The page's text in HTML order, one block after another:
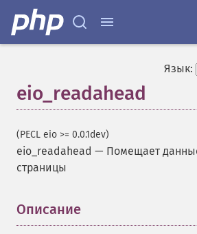
Язык:
eio_readahead
(PECL eio >= 0.0.1dev)
eio_readahead — Помещает
страницы
Описание